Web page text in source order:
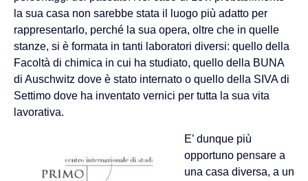
la sua casa non sarebbe stata il luogo più adatto per
rappresentarlo, perché la sua opera, oltre che in quelle
stanze, si è formata in tanti laboratori diversi: quello della
Facoltà di chimica in cui ha studiato, quello della BUNA
di Auschwitz dove è stato internato o quello della SIVA di
Settimo dove ha inventato vernici per tutta la sua vita
lavorativa.
E’ dunque più
opportuno pensare a
una casa diversa, a un